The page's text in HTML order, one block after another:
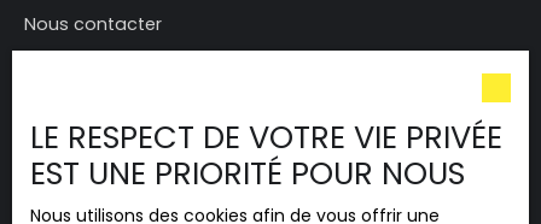
Nous contacter
Nos honoraires
Mentions légales
LE RESPECT DE VOTRE VIE PRIVÉE
EST UNE PRIORITÉ POUR NOUS
Nous utilisons des cookies afin de vous offrir une